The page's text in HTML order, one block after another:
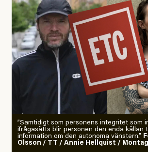
”Samtidigt som personens integritet som
ifrågasätts blir personen den enda källan
information om den autonoma vänstern.”
Olsson / TT / Annie Hellquist /